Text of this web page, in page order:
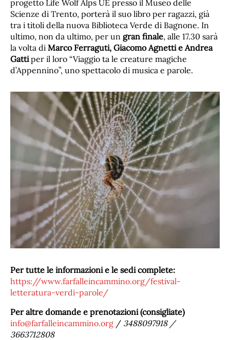
progetto Life Wolf Alps UE presso il Museo delle
Scienze di Trento, porterà il suo libro per ragazzi, già
tra i titoli della nuova Biblioteca Verde di Bagnone. In
ultimo, non da ultimo, per un gran finale, alle 17.30 sarà
la volta di Marco Ferraguti, Giacomo Agnetti e Andrea
Gattiper il loro “Viaggio ta le creature magiche
d’Appennino”, uno spettacolo di musica e parole.
Per tutte le informazioni e le sedi complete:
https://www.farfalleincammino.org/festival-
letteratura-verdi-parole/
Per altre domande e prenotazioni (consigliate)
info@farfalleincammino.org / 3488097918 /
3663712808